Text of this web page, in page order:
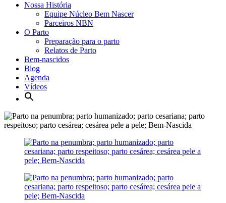
Nossa História
Equipe Núcleo Bem Nascer
Parceiros NBN
O Parto
Preparação para o parto
Relatos de Parto
Bem-nascidos
Blog
Agenda
Vídeos